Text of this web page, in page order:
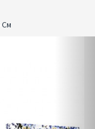
См